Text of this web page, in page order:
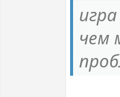
чем